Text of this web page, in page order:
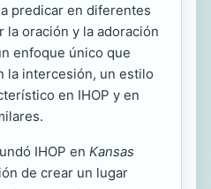
predicar en diferentes
la oración y la adoración
enfoque único que
la intercesión, un estilo
en IHOP y en
IHOP en Kansas
de crear un lugar